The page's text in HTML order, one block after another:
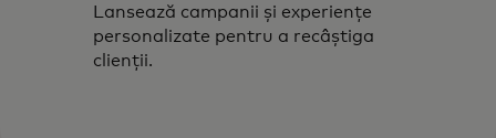
Lansează campanii și experiențe
personalizate pentru a recâștiga
clienții.